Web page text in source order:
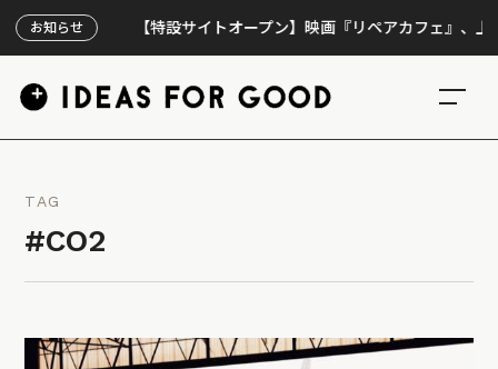
お知らせ【特設サイトオープン】映画『リペアカフェ』、上映300回
TAG
#CO2